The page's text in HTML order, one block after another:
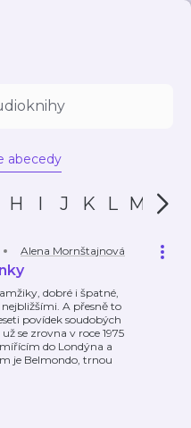
abecedy
H I J K L M N
Alena Mornštajnová
dobré i špatné,
A přesně to
povídek soudobých
se zrovna v roce 1975
do Londýna a
je Belmondo, trnou